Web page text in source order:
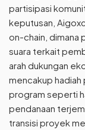
partisipasi
keputusan,
on-chain, dimana
suara terkait
arah dukungan
mencakup
program seperti
pendanaan
transisi proyek